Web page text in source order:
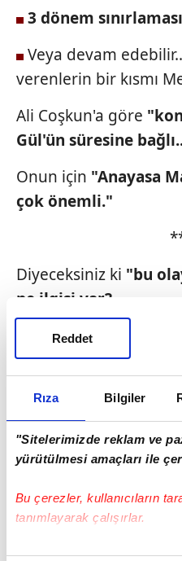
Rıza Bilgiler
"Sitelerimizde reklam ve
yürütülmesi amaçları ile
Bu çerezler, kullanıcıların
tanımlayarak çalışırlar.
Bu çerezlere izin vermeniz
Reddet
3 dönem
Veya devam
verenlerin bir kısmı
Ali Coşkun'a göre
Gül'ün süresine
Onun için "Anayasa
çok önemli."
Diyeceksiniz ki "bu
ne ilgisi var?
Yanıtı"uzun hikâye...
yazı konusu."